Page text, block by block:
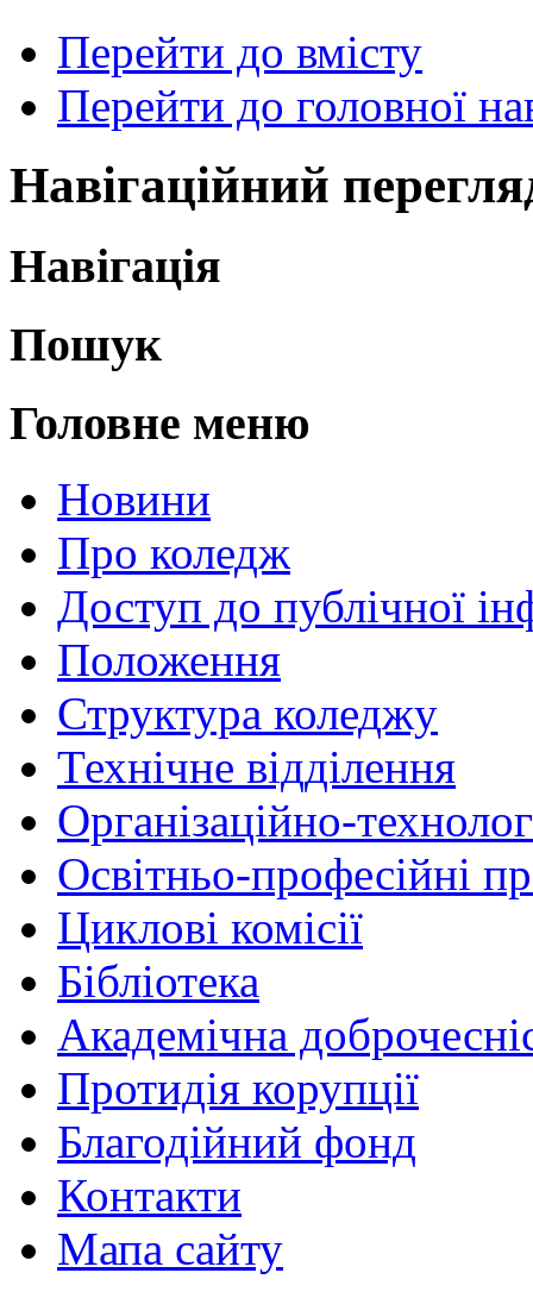
Перейти до вмісту
Перейти до головної
Навігаційний
Навігація
Пошук
Головне меню
Новини
Про коледж
Доступ до публічної
Положення
Структура коледжу
Технічне відділення
Організаційно-
Освітньо-професійні
Циклові комісії
Бібліотека
Академічна
Протидія корупції
Благодійний фонд
Контакти
Мапа сайту